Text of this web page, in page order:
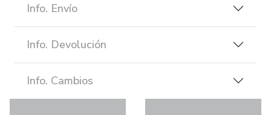
Info. Envío
Info. Devolución
Info. Cambios